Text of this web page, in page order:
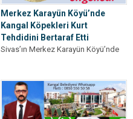
Merkez Karayün Köyü’nde
Kangal Köpekleri Kurt
Tehdidini Bertaraf Etti
Sivas’ın Merkez Karayün Köyü’nde
Zihni Karaca’ya ait...